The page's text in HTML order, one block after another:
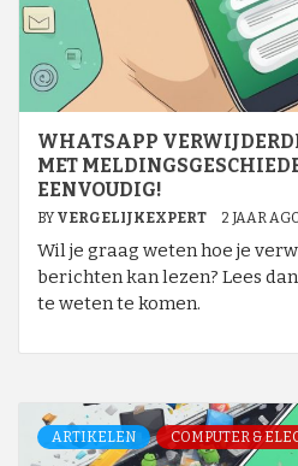
WHATSAPP
MET
EENVOUDIG!
BY VERGELIJKEXPERT 2 JAAR
Wil je graag weten hoe je
berichten kan lezen? Lees
te weten te komen.
ARTIKELEN COMPUTER &